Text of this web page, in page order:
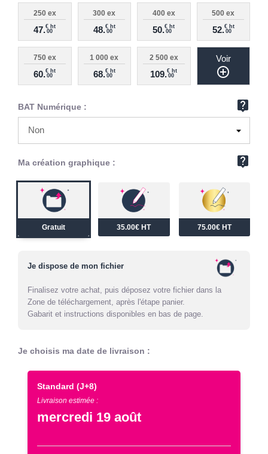
250 ex
47.€ ht
00
300 ex
48.€ ht
00
400 ex
50.€ ht
00
500 ex
52.€ ht
00
750 ex
60.€ ht
00
1 000 ex
68.€ ht
00
2 500 ex
109.€ ht
00
Voir
add_circle_outline
BAT Numérique : live_help
Ma création graphique :
Gratuit 35.00€ HT 75.00€ HT
Je dispose de mon fichier
Finalisez votre achat, puis déposez votre fichier dans la
Zone de téléchargement, après l'étape panier.
Gabarit et instructions disponibles en bas de page.
live_help
Je choisis ma date de livraison :
Standard (J+8)
Livraison estimée :
mercredi 19 août